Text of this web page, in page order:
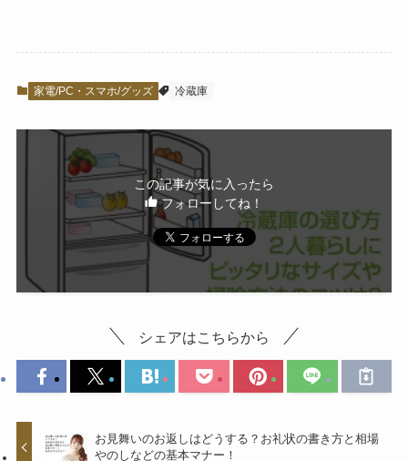
家電/PC・スマホ/グッズ 冷蔵庫
この記事が気に入ったら
フォローしてね！
シェアはこちらから
お見舞いのお返しはどうする？お礼状の書き方と相場
やのしなどの基本マナー！